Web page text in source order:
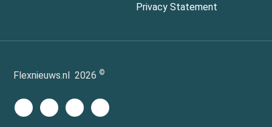
Privacy Statement
Flexnieuws.nl 2026 ©